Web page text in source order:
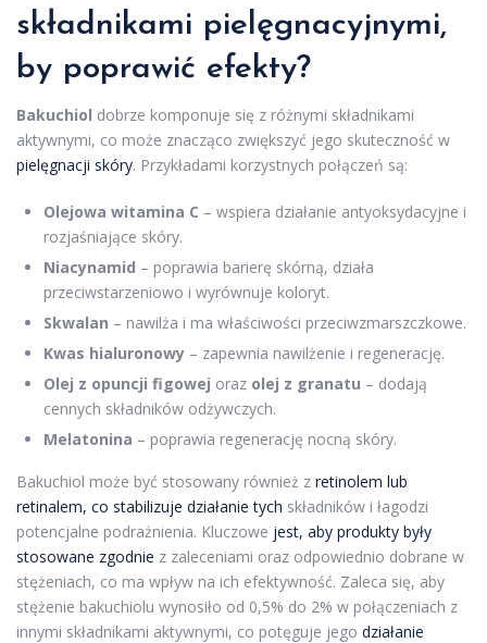
składnikami pielęgnacyjnymi,
by poprawić efekty?
Bakuchiol dobrze komponuje się z różnymi składnikami
aktywnymi, co może znacząco zwiększyć jego skuteczność w
pielęgnacji skóry. Przykładami korzystnych połączeń są:
Olejowa witamina C – wspiera działanie antyoksydacyjne i
rozjaśniające skóry.
Niacynamid – poprawia barierę skórną, działa
przeciwstarzeniowo i wyrównuje koloryt.
Skwalan – nawilża i ma właściwości przeciwzmarszczkowe.
Kwas hialuronowy – zapewnia nawilżenie i regenerację.
Olej z opuncji figowej oraz olej z granatu – dodają
cennych składników odżywczych.
Melatonina – poprawia regenerację nocną skóry.
Bakuchiol może być stosowany również z retinolem lub
retinalem, co stabilizuje działanie tych składników i łagodzi
potencjalne podrażnienia. Kluczowe jest, aby produkty były
stosowane zgodnie z zaleceniami oraz odpowiednio dobrane w
stężeniach, co ma wpływ na ich efektywność. Zaleca się, aby
stężenie bakuchiolu wynosiło od 0,5% do 2% w połączeniach z
innymi składnikami aktywnymi, co potęguje jego działanie